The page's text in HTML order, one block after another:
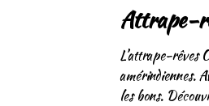
Attrape-
L’attrape-rêves
amérindiennes.
les bons.